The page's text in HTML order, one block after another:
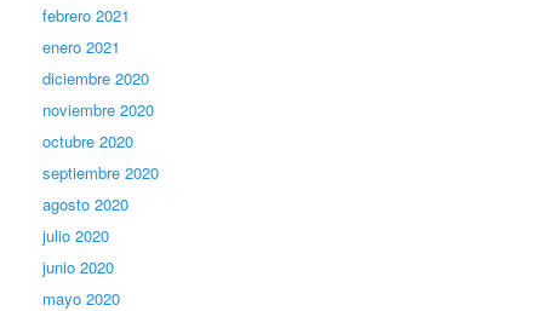
febrero 2021
enero 2021
diciembre 2020
noviembre 2020
octubre 2020
septiembre 2020
agosto 2020
julio 2020
junio 2020
mayo 2020